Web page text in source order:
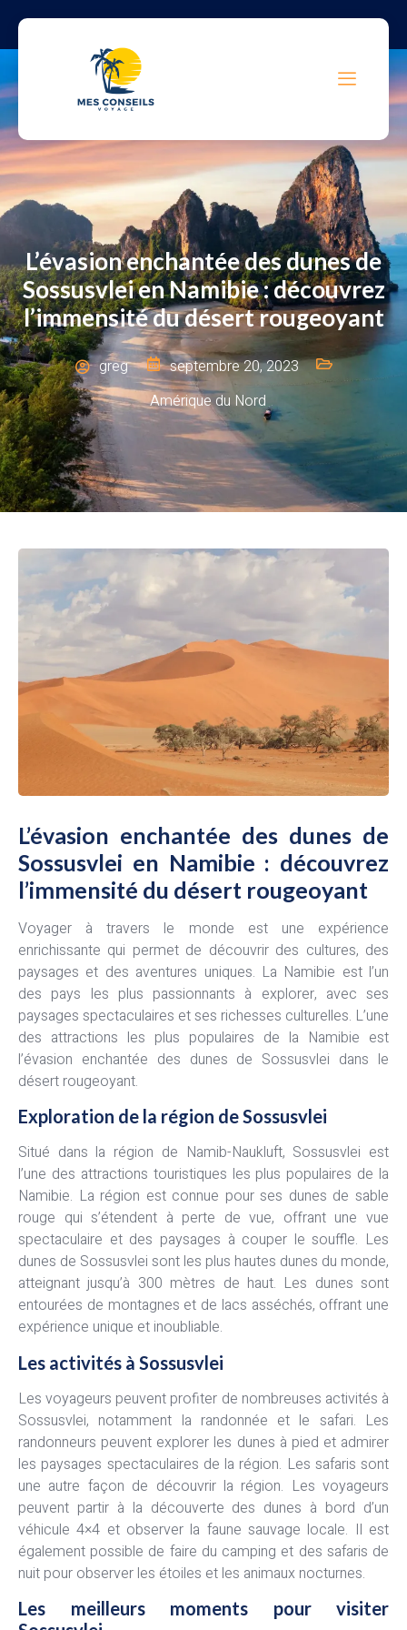
L’évasion enchantée des dunes de
Sossusvlei en Namibie : découvrez
l’immensité du désert rougeoyant
greg
septembre 20, 2023
Amérique du Nord
L’évasion enchantée des dunes de
Sossusvlei en Namibie : découvrez
l’immensité du désert rougeoyant
Voyager à travers le monde est une expérience
enrichissante qui permet de découvrir des cultures, des
paysages et des aventures uniques. La Namibie est l’un
des pays les plus passionnants à explorer, avec ses
paysages spectaculaires et ses richesses culturelles. L’une
des attractions les plus populaires de la Namibie est
l’évasion enchantée des dunes de Sossusvlei dans le
désert rougeoyant.
Exploration de la région de Sossusvlei
Situé dans la région de Namib-Naukluft, Sossusvlei est
l’une des attractions touristiques les plus populaires de la
Namibie. La région est connue pour ses dunes de sable
rouge qui s’étendent à perte de vue, offrant une vue
spectaculaire et des paysages à couper le souffle. Les
dunes de Sossusvlei sont les plus hautes dunes du monde,
atteignant jusqu’à 300 mètres de haut. Les dunes sont
entourées de montagnes et de lacs asséchés, offrant une
expérience unique et inoubliable.
Les activités à Sossusvlei
Les voyageurs peuvent profiter de nombreuses activités à
Sossusvlei, notamment la randonnée et le safari. Les
randonneurs peuvent explorer les dunes à pied et admirer
les paysages spectaculaires de la région. Les safaris sont
une autre façon de découvrir la région. Les voyageurs
peuvent partir à la découverte des dunes à bord d’un
véhicule 4×4 et observer la faune sauvage locale. Il est
également possible de faire du camping et des safaris de
nuit pour observer les étoiles et les animaux nocturnes.
Les meilleurs moments pour visiter